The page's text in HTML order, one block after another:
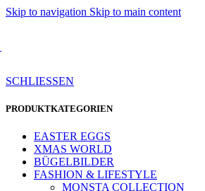
Skip to navigation Skip to main content
SCHLIESSEN
PRODUKTKATEGORIEN
EASTER EGGS
XMAS WORLD
BÜGELBILDER
FASHION & LIFESTYLE
MONSTA COLLECTION